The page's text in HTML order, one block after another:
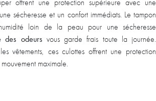
offrent une protection supérieure avec une
sécheresse et un confort immédiats. Le tampon
loin de la peau pour une sécheresse
des odeursvous garde frais toute la journée.
vêtements, ces culottes offrent une protection
maximale.